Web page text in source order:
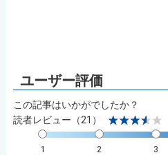
この記事はいかがでしたか？
読者レビュー（21）
1 2 3